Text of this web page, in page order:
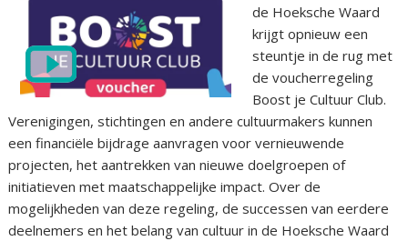
de Hoeksche Waard
krijgt opnieuw een
steuntje in de rug met
de voucherregeling
Boost je Cultuur Club.
Verenigingen, stichtingen en andere cultuurmakers kunnen
een financiële bijdrage aanvragen voor vernieuwende
projecten, het aantrekken van nieuwe doelgroepen of
initiatieven met maatschappelijke impact. Over de
mogelijkheden van deze regeling, de successen van eerdere
deelnemers en het belang van cultuur in de Hoeksche Waard